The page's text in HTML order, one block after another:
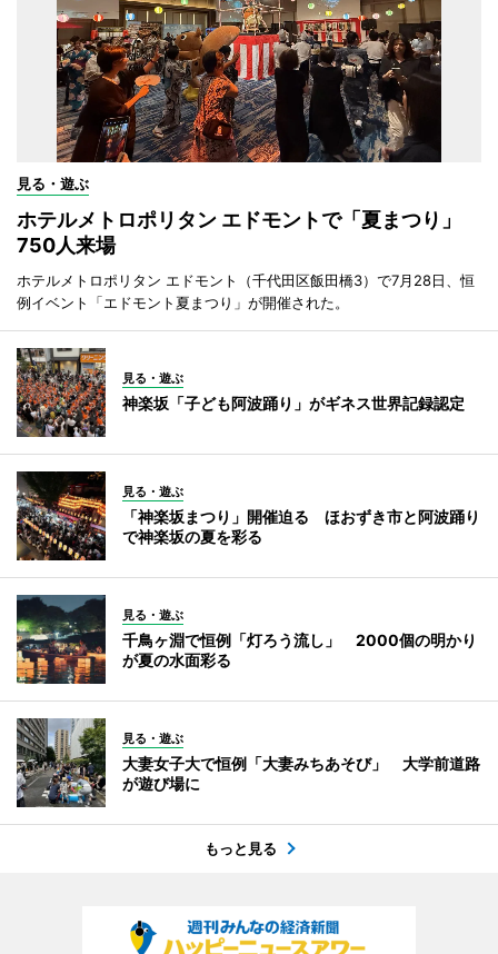
見る・遊ぶ
ホテルメトロポリタン エドモントで「夏まつり」
750人来場
ホテルメトロポリタン エドモント（千代田区飯田橋3）で7月28日、恒
例イベント「エドモント夏まつり」が開催された。
見る・遊ぶ
神楽坂「子ども阿波踊り」がギネス世界記録認定
見る・遊ぶ
「神楽坂まつり」開催迫る ほおずき市と阿波踊り
で神楽坂の夏を彩る
見る・遊ぶ
千鳥ヶ淵で恒例「灯ろう流し」 2000個の明かり
が夏の水面彩る
見る・遊ぶ
大妻女子大で恒例「大妻みちあそび」 大学前道路
が遊び場に
もっと見る